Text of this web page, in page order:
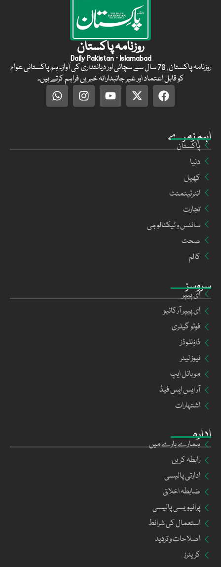
ادارہ
ہمارے بارے میں
رابطہ کریں
ادارتی پالیسی
ضابطہ اخلاق
پرائیویسی پالیسی
استعمال کی شرائط
اصلاحات و تردید
کریئرز
سروسز
ای پیپر
ای پیپر آرکائیو
فوٹو گیلری
ڈاؤنلوڈز
نیوز لیٹر
موبائل ایپ
آر ایس ایس فیڈ
اشتہارات
اہم زمرے
پاکستان
دنیا
کھیل
انٹرٹینمنٹ
تجارت
سائنس و ٹیکنالوجی
صحت
کالم
روزنامہ پاکستان
Daily Pakistan · Islamabad
روزنامہ پاکستان, 70 سال سے سچائی اور دیانتداری کی آواز۔ ہم پاکستانی عوام
کو قابل اعتماد اور غیر جانبدارانہ خبریں فراہم کرتے ہیں۔